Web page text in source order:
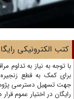
الکترونیکی رایگان
کمک به قطع
تسهیل دسترسی
در اختیار عموم قرار